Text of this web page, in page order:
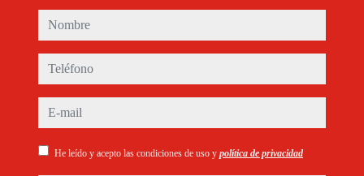
nombre
teléfono
e-mail
He leído y acepto las condiciones de uso y política de privacidad